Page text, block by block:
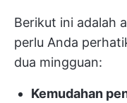
Berikut ini adalah
perlu Anda
dua mingguan:
Kemudahan